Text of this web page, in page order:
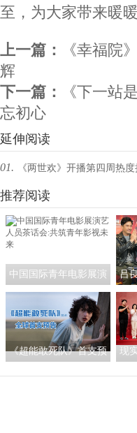
至，为大家带来暖
上一篇：
《幸福院
辉
下一篇：
《下一站
忘初心
延伸阅读
01. 《两世欢》开播第四周热
钰琪两世情缘虐哭观众
推荐阅读
中国国际青年电影展演
艺人员茶话会:共筑青年
影视未来
吕
吕
《超能敢死队》首支预
现